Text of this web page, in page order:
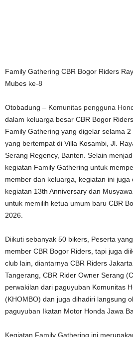
Family Gathering CBR Bogor Riders
Mubes ke-8
Otobadung – Komunitas pengguna
dalam keluarga besar CBR Bogor
Family Gathering yang digelar selama
yang bertempat di Villa Kosambi, Jl.
Serang Regency, Banten. Selain
kegiatan Family Gathering untuk
member dan keluarga, kegiatan ini
kegiatan 13th Anniversary dan
untuk memilih ketua umum baru CBR
2026.
Diikuti sebanyak 50 bikers, Peserta
member CBR Bogor Riders, tapi juga
club lain, diantarnya CBR Riders
Tangerang, CBR Rider Owner Serang
perwakilan dari paguyuban Komunitas
(KHOMBO) dan juga dihadiri langsung
paguyuban Ikatan Motor Honda Jawa
Kegiatan Family Gathering ini